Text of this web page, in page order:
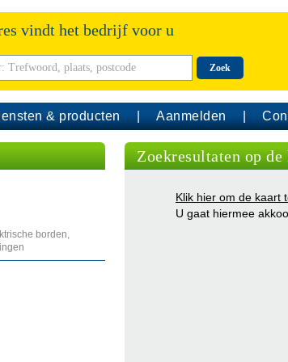
vindt het bedrijf voor u
Zoek
& producten Aanmelden
borden,
Zoekresultaten op de
Klik hier om de kaart
U gaat hiermee